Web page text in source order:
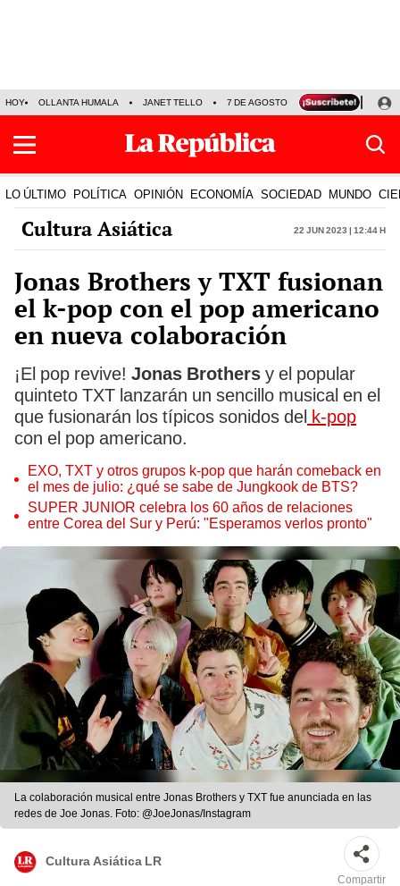
HOY OLLANTA HUMALA JANET TELLO 7 DE AGOSTO TINKA RESULTADOS
LO ÚLTIMO POLÍTICA OPINIÓN ECONOMÍA SOCIEDAD MUNDO
Cultura Asiática 22 Jun 2023 | 12:44 h
Jonas Brothers y TXT fusionan
el k-pop con el pop americano
en nueva colaboración
¡El pop revive! Jonas Brothers y el popular
quinteto TXT lanzarán un sencillo musical en el
que fusionarán los típicos sonidos del k-pop
con el pop americano.
EXO, TXT y otros grupos k-pop que harán comeback en
el mes de julio: ¿qué se sabe de Jungkook de BTS?
SUPER JUNIOR celebra los 60 años de relaciones
entre Corea del Sur y Perú: "Esperamos verlos pronto"
La colaboración musical entre Jonas Brothers y TXT fue anunciada en las
redes de Joe Jonas. Foto: @JoeJonas/Instagram
Cultura Asiática LR
Compartir